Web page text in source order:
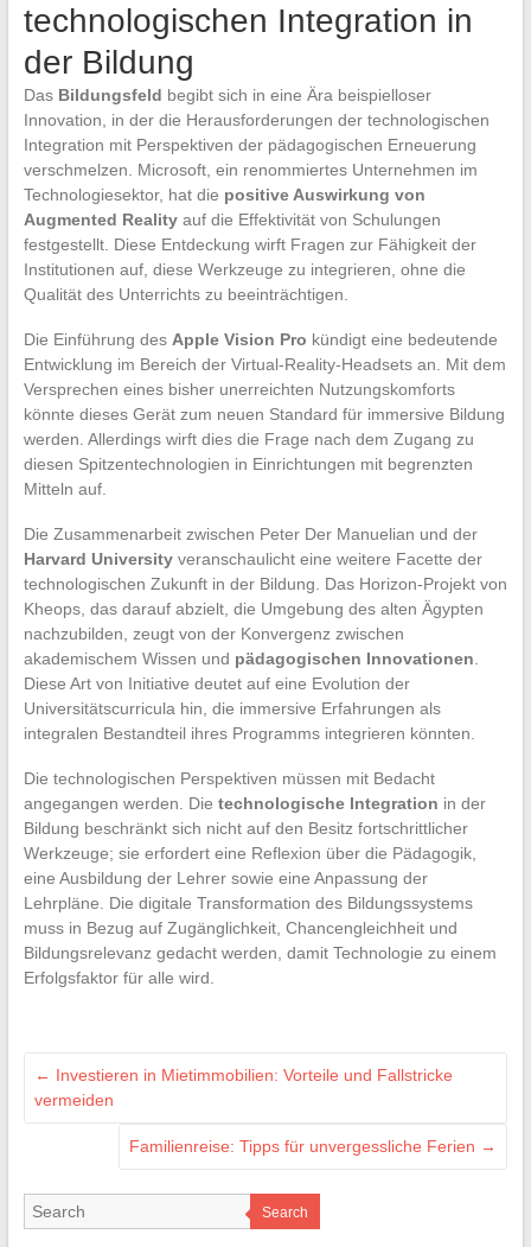
technologischen Integration in
der Bildung
Das Bildungsfeld begibt sich in eine Ära beispielloser
Innovation, in der die Herausforderungen der technologischen
Integration mit Perspektiven der pädagogischen Erneuerung
verschmelzen. Microsoft, ein renommiertes Unternehmen im
Technologiesektor, hat die positive Auswirkung von
Augmented Realityauf die Effektivität von Schulungen
festgestellt. Diese Entdeckung wirft Fragen zur Fähigkeit der
Institutionen auf, diese Werkzeuge zu integrieren, ohne die
Qualität des Unterrichts zu beeinträchtigen.
Die Einführung des Apple Vision Pro kündigt eine bedeutende
Entwicklung im Bereich der Virtual-Reality-Headsets an. Mit dem
Versprechen eines bisher unerreichten Nutzungskomforts
könnte dieses Gerät zum neuen Standard für immersive Bildung
werden. Allerdings wirft dies die Frage nach dem Zugang zu
diesen Spitzentechnologien in Einrichtungen mit begrenzten
Mitteln auf.
Die Zusammenarbeit zwischen Peter Der Manuelian und der
Harvard Universityveranschaulicht eine weitere Facette der
technologischen Zukunft in der Bildung. Das Horizon-Projekt von
Kheops, das darauf abzielt, die Umgebung des alten Ägypten
nachzubilden, zeugt von der Konvergenz zwischen
akademischem Wissen und pädagogischen Innovationen
Diese Art von Initiative deutet auf eine Evolution der
Universitätscurricula hin, die immersive Erfahrungen als
integralen Bestandteil ihres Programms integrieren könnten.
Die technologischen Perspektiven müssen mit Bedacht
angegangen werden. Die technologische Integration in der
Bildung beschränkt sich nicht auf den Besitz fortschrittlicher
Werkzeuge; sie erfordert eine Reflexion über die Pädagogik,
eine Ausbildung der Lehrer sowie eine Anpassung der
Lehrpläne. Die digitale Transformation des Bildungssystems
muss in Bezug auf Zugänglichkeit, Chancengleichheit und
Bildungsrelevanz gedacht werden, damit Technologie zu einem
Erfolgsfaktor für alle wird.
← Investieren in Mietimmobilien: Vorteile und Fallstricke
vermeiden
Familienreise: Tipps für unvergessliche Ferien →
Search